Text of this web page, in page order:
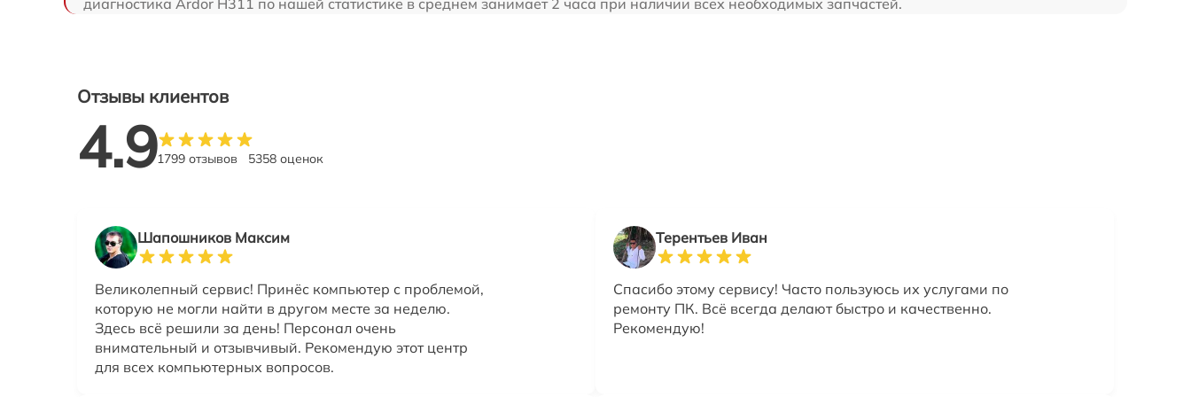
диагностика Ardor H311 по нашей статистике в среднем занимает 2 часа при наличии всех необходимых запчастей.
Отзывы клиентов
4.91799 отзывов 5358 оценок
Шапошников Максим
Великолепный сервис! Принёс компьютер с проблемой,
которую не могли найти в другом месте за неделю.
Здесь всё решили за день! Персонал очень
внимательный и отзывчивый. Рекомендую этот центр
для всех компьютерных вопросов.
Терентьев Иван
Спасибо этому сервису! Часто пользуюсь их услугами по
ремонту ПК. Всё всегда делают быстро и качественно.
Рекомендую!